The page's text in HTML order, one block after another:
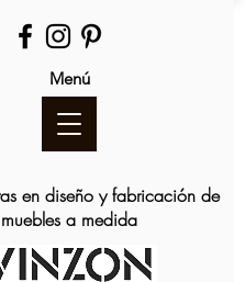
Menú
en diseño y fabricación de
muebles a medida